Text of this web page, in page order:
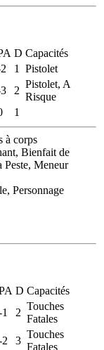
D Capacités
1
Pistolet
2
Pistolet, A
Risque
1
à corps
Bienfait de
Meneur
Personnage
D Capacités
2
Touches
Fatales
3
Touches
Fatales